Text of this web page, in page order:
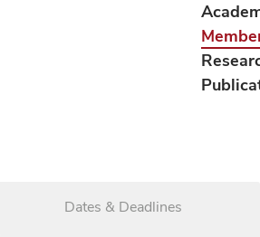
Dates & Deadlines